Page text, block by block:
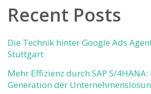
Recent Posts
Die Technik hinter Google Ads
Stuttgart
Mehr Effizienz durch SAP S/4HANA:
Generation der